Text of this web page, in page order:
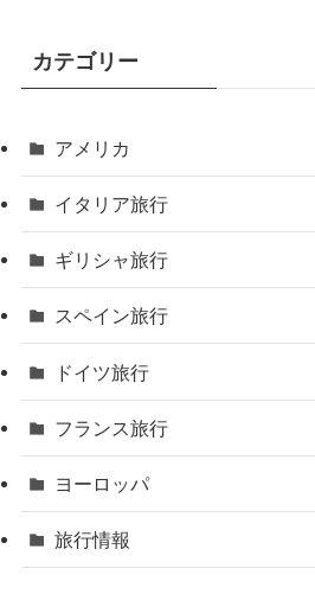
カテゴリー
アメリカ
イタリア旅行
ギリシャ旅行
スペイン旅行
ドイツ旅行
フランス旅行
ヨーロッパ
旅行情報